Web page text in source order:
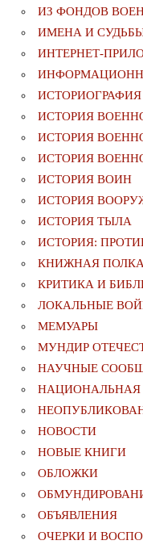
ИЗ ФОНДОВ
ИМЕНА И
ИНТЕРНЕТ-
ИСТОРИОГРАФИЯ
ИСТОРИЯ
ИСТОРИЯ
ИСТОРИЯ
ИСТОРИЯ ВОИН
ИСТОРИЯ
ИСТОРИЯ ТЫЛА
ИСТОРИЯ:
КНИЖНАЯ
КРИТИКА И
ЛОКАЛЬНЫЕ
МЕМУАРЫ
МУНДИР
НАУЧНЫЕ
НАЦИОНАЛЬНАЯ
НОВОСТИ
НОВЫЕ КНИГИ
ОБЛОЖКИ
ОБЪЯВЛЕНИЯ
ОЧЕРКИ И